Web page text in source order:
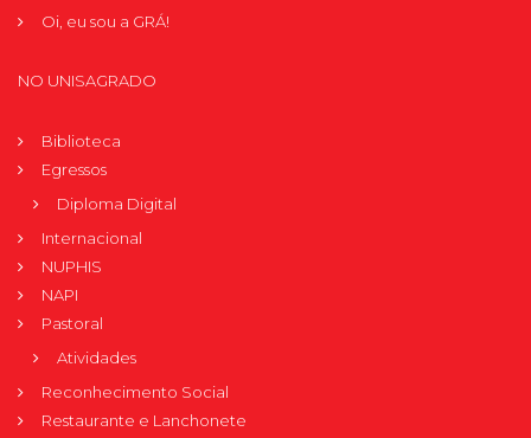
Oi, eu sou a GRÁ!
NO UNISAGRADO
Biblioteca
Egressos
Diploma Digital
Internacional
NUPHIS
NAPI
Pastoral
Atividades
Reconhecimento Social
Restaurante e Lanchonete